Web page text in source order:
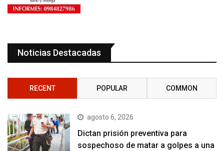
Noticias Destacadas
RECENT POPULAR COMMON
agosto 6, 2026
Dictan prisión preventiva para
sospechoso de matar a golpes a una